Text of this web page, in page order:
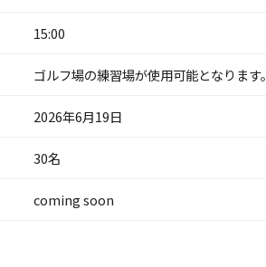
15:00
ゴルフ場の練習場が使用可能となります。
2026年6月19日
30名
coming soon